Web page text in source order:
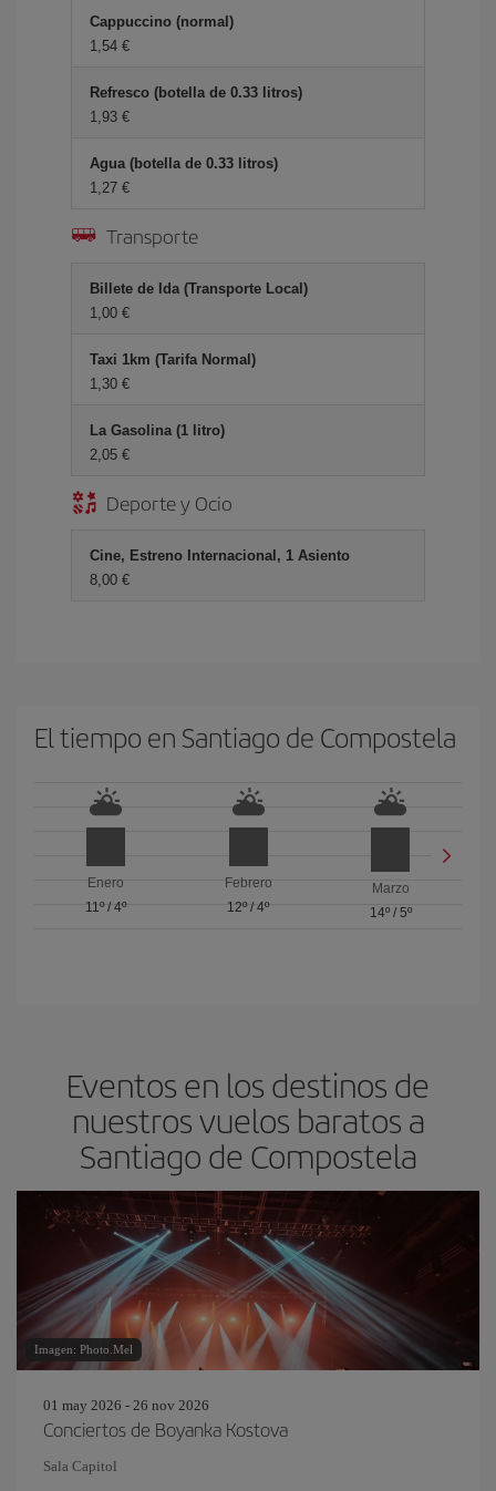
Cappuccino (normal)
1,54
Refresco (botella de 0.33 litros)
1,93
Agua (botella de 0.33 litros)
1,27
Transporte
Billete de Ida (Transporte Local)
1,00
Taxi 1km (Tarifa Normal)
1,30
La Gasolina (1 litro)
2,05
Deporte y Ocio
Cine, Estreno Internacional, 1 Asiento
8,00
El tiempo en Santiago de Compostela
Enero
11º/ 4º
Febrero
12º/ 4º
Marzo
14º/ 5º
Eventos en los destinos de
nuestros vuelos baratos a
Santiago de Compostela
Imagen: Photo.Mel
01 may 2026 - 26 nov 2026
Conciertos de Boyanka Kostova
Sala Capitol